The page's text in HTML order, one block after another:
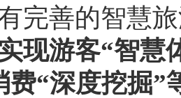
完善的智慧
现游客“智慧
费“深度挖掘”